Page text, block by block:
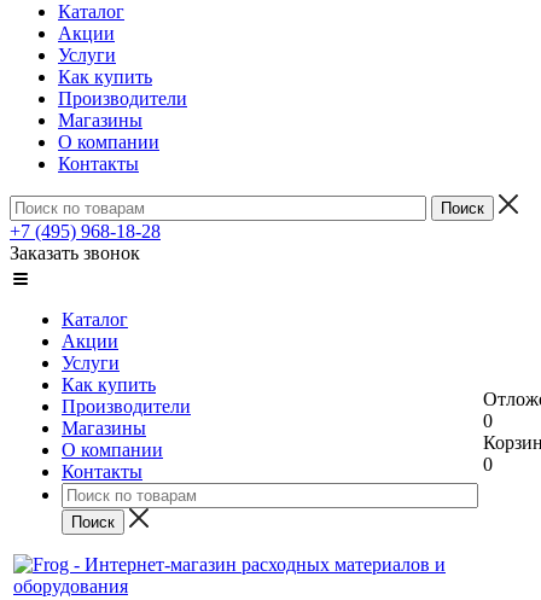
Каталог
Акции
Услуги
Как купить
Производители
Магазины
О компании
Контакты
+7 (495) 968-18-28
Заказать звонок
Каталог
Акции
Услуги
Как купить
Производители
Магазины
О компании
Контакты
0
0